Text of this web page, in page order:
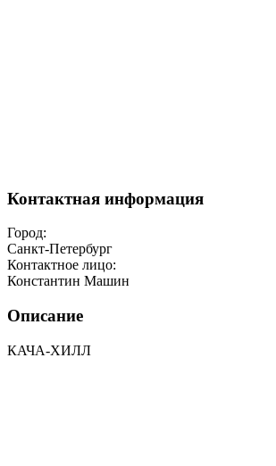
Контактная информация
Город:
Санкт-Петербург
Контактное лицо:
Константин Машин
Описание
КАЧА-ХИЛЛ